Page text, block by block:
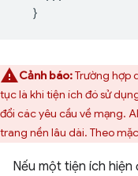
}
Cảnh báo:Trường hợp
tục là khi tiện ích đó sử
đổi các yêu cầu về mạng.
trang nền lâu dài. Theo
Nếu một tiện ích